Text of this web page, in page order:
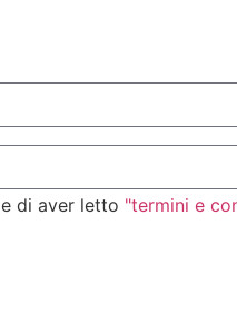
e di aver letto "termini e